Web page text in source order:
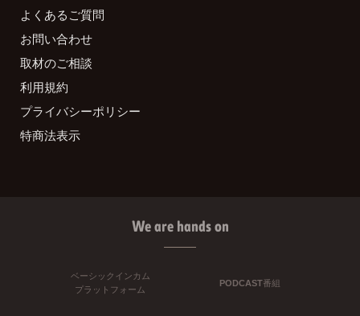
よくあるご質問
お問い合わせ
取材のご相談
利用規約
プライバシーポリシー
特商法表示
We are hands on
ベーシックインカム
プラットフォーム
PODCAST番組